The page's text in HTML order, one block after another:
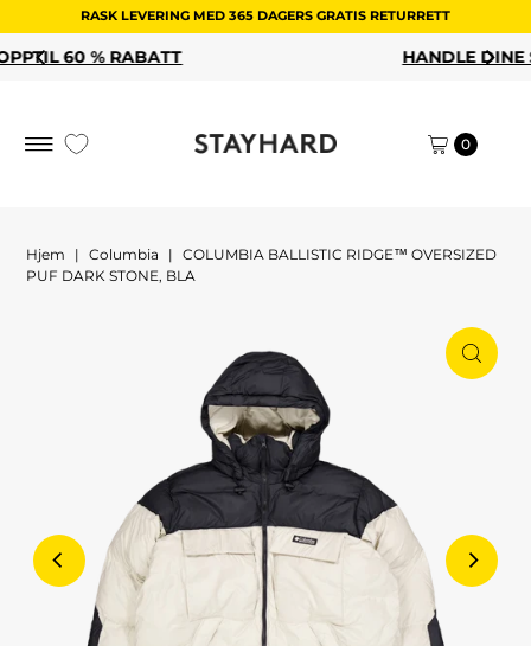
RASK LEVERING MED 365 DAGERS GRATIS RETURRETT
HANDLE DINE SALGSFAVORITTER
0
Hjem | Columbia |
COLUMBIA BALLISTIC RIDGE™ OVERSIZED
PUF DARK STONE, BLA